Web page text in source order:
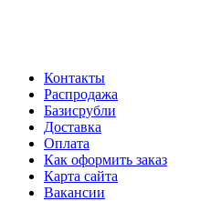
Контакты
Распродажа
Базисрубли
Доставка
Оплата
Как оформить заказ
Карта сайта
Вакансии